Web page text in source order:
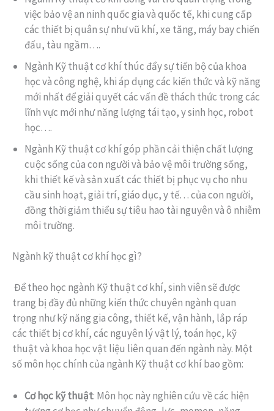
việc bảo vệ an ninh quốc gia và quốc tế, khi cung cấp
các thiết bị quân sự như vũ khí, xe tăng, máy bay chiến
đấu, tàu ngầm….
Ngành Kỹ thuật cơ khí thúc đẩy sự tiến bộ của khoa
học và công nghệ, khi áp dụng các kiến thức và kỹ năng
mới nhất để giải quyết các vấn đề thách thức trong các
lĩnh vực mới như năng lượng tái tạo, y sinh học, robot
học….
Ngành Kỹ thuật cơ khí góp phần cải thiện chất lượng
cuộc sống của con người và bảo vệ môi trường sống,
khi thiết kế và sản xuất các thiết bị phục vụ cho nhu
cầu sinh hoạt, giải trí, giáo dục, y tế… của con người,
đồng thời giảm thiểu sự tiêu hao tài nguyên và ô nhiễm
môi trường.
Ngành kỹ thuật cơ khí học gì?
Để theo học ngành Kỹ thuật cơ khí, sinh viên sẽ được
trang bị đầy đủ những kiến thức chuyên ngành quan
trọng như kỹ năng gia công, thiết kế, vận hành, lắp ráp
các thiết bị cơ khí, các nguyên lý vật lý, toán học, kỹ
thuật và khoa học vật liệu liên quan đến ngành này. Một
số môn học chính của ngành Kỹ thuật cơ khí bao gồm:
Cơ học kỹ thuật: Môn học này nghiên cứu về các hiện